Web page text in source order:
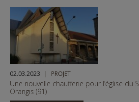
02.03.2023 PROJET
Une nouvelle chaufferie pour l’église du
Orangis (91)